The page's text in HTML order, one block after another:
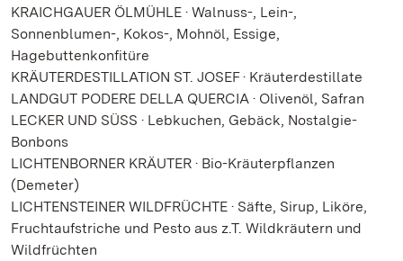
KRAICHGAUER ÖLMÜHLE · Walnuss-, Lein-,
Sonnenblumen-, Kokos-, Mohnöl, Essige,
Hagebuttenkonfitüre
KRÄUTERDESTILLATION ST. JOSEF · Kräuterdestillate
LANDGUT PODERE DELLA QUERCIA · Olivenöl, Safran
LECKER UND SÜSS · Lebkuchen, Gebäck, Nostalgie-
Bonbons
LICHTENBORNER KRÄUTER · Bio-Kräuterpflanzen
(Demeter)
LICHTENSTEINER WILDFRÜCHTE · Säfte, Sirup, Liköre,
Fruchtaufstriche und Pesto aus z.T. Wildkräutern und
Wildfrüchten